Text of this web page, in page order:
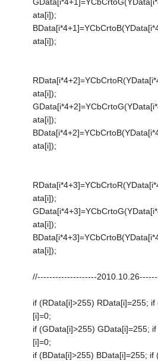
ata[i]);
ata[i]);
ata[i]);
ata[i]);
ata[i]);
ata[i]);
ata[i]);
ata[i]);
//--------------------
if (RData[i]>255) RData[i]=255;
[i]=0;
if (GData[i]>255) GData[i]=255;
[i]=0;
if (BData[i]>255) BData[i]=255; if